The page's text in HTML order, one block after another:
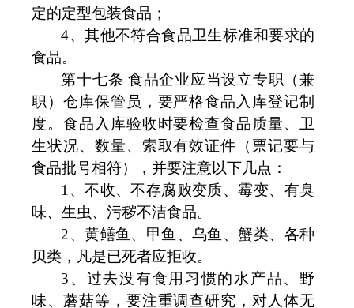
定的定型包装食品；
4、其他不符合食品卫生标准和要求的
食品。
第十七条 食品企业应当设立专职（兼
职）仓库保管员，要严格食品入库登记制
度。食品入库验收时要检查食品质量、卫
生状况、数量、索取有效证件（票记要与
食品批号相符），并要注意以下几点：
1 、不收、不存腐败变质、霉变、有臭
味、生虫、污秽不洁食品。
2、黄鳝鱼、甲鱼、乌鱼、蟹类、各种
贝类，凡是已死者应拒收。
3 、过去没有食用习惯的水产品、野
味、蘑菇等，要注重调查研究，对人体无